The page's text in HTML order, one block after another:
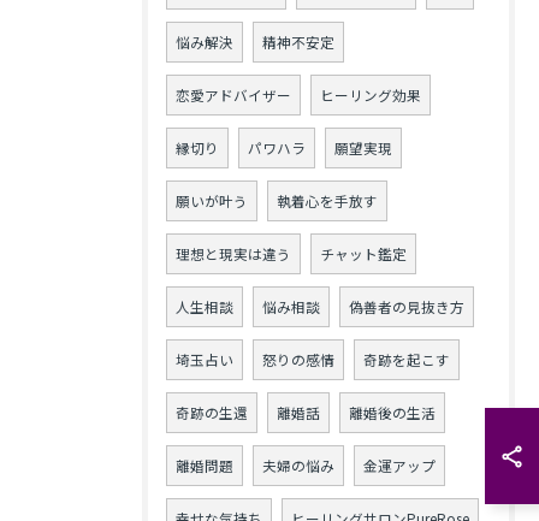
悩み解決 精神不安定
恋愛アドバイザー ヒーリング効果
縁切り パワハラ 願望実現
願いが叶う 執着心を手放す
理想と現実は違う チャット鑑定
人生相談 悩み相談 偽善者の見抜き方
埼玉占い 怒りの感情 奇跡を起こす
奇跡の生還 離婚話 離婚後の生活
離婚問題 夫婦の悩み 金運アップ